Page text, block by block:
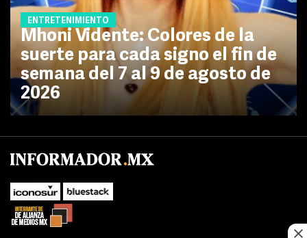
ENTRETENIMIENTO
Mhoni Vidente: Colores de la
suerte para cada signo el fin de
semana del 7 al 9 de agosto de
2026